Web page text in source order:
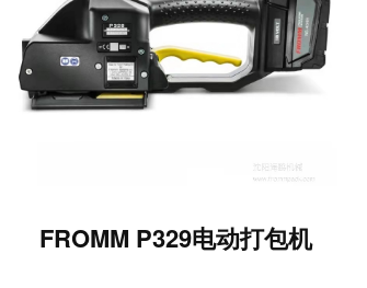
FROMM P329电动打包机